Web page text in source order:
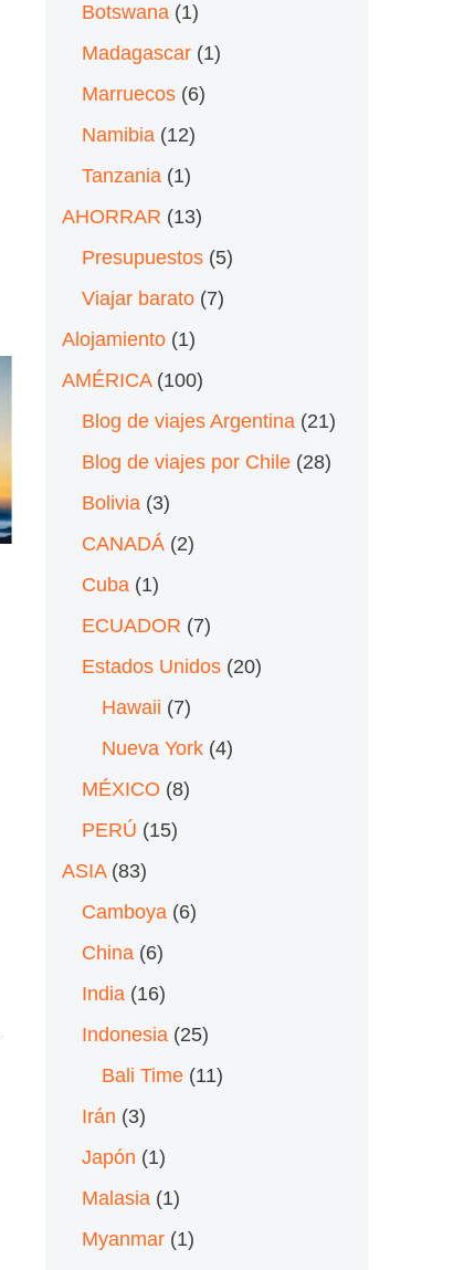
Botswana(1)
Madagascar(1)
Marruecos(6)
Namibia(12)
Tanzania(1)
AHORRAR (13)
Presupuestos(5)
Viajar barato(7)
Alojamiento(1)
AMÉRICA(100)
Blog de viajes Argentina(21)
Blog de viajes por Chile(28)
Bolivia(3)
CANADÁ(2)
Cuba(1)
ECUADOR (7)
Estados Unidos(20)
Hawaii (7)
Nueva York(4)
MÉXICO (8)
PERÚ (15)
ASIA(83)
Camboya(6)
China(6)
India(16)
Indonesia(25)
Bali Time(11)
Irán (3)
Japón (1)
Malasia(1)
Myanmar(1)